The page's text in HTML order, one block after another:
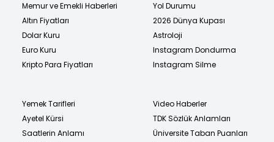
Memur ve Emekli Haberleri
Altın Fiyatları
Dolar Kuru
Euro Kuru
Kripto Para Fiyatları
Yol Durumu
2026 Dünya Kupası
Astroloji
Instagram Dondurma
Instagram Silme
Yemek Tarifleri
Ayetel Kürsi
Saatlerin Anlamı
Video Haberler
TDK Sözlük Anlamları
Üniversite Taban Puanları